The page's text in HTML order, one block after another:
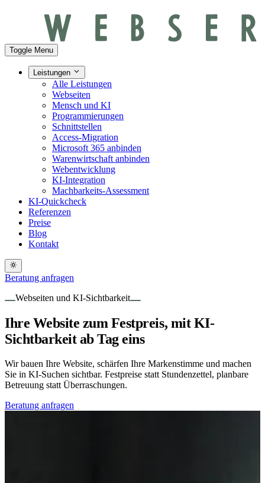
Toggle Menu
Leistungen
Alle Leistungen
Webseiten
Mensch und KI
Programmierungen
Schnittstellen
Access-Migration
Microsoft 365 anbinden
Warenwirtschaft anbinden
Webentwicklung
KI-Integration
Machbarkeits-Assessment
KI-Quickcheck
Referenzen
Preise
Blog
Kontakt
Beratung anfragen
Webseiten und KI-Sichtbarkeit
Ihre Website zum Festpreis, mit KI-
Sichtbarkeit ab Tag eins
Wir bauen Ihre Website, schärfen Ihre Markenstimme und machen
Sie in KI-Suchen sichtbar. Festpreise statt Stundenzettel, planbare
Betreuung statt Überraschungen.
Beratung anfragen